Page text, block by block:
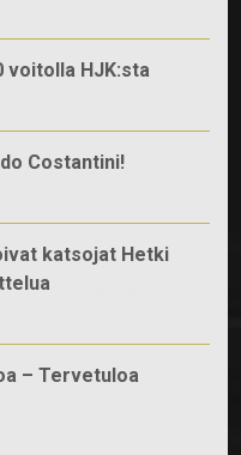
voitolla HJK:sta
Costantini!
katsojat Hetki
– Tervetuloa